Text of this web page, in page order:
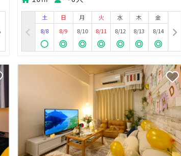
土
8/8
日
8/9
月
8/10
火
8/11
水
8/12
木
8/13
金
8/14